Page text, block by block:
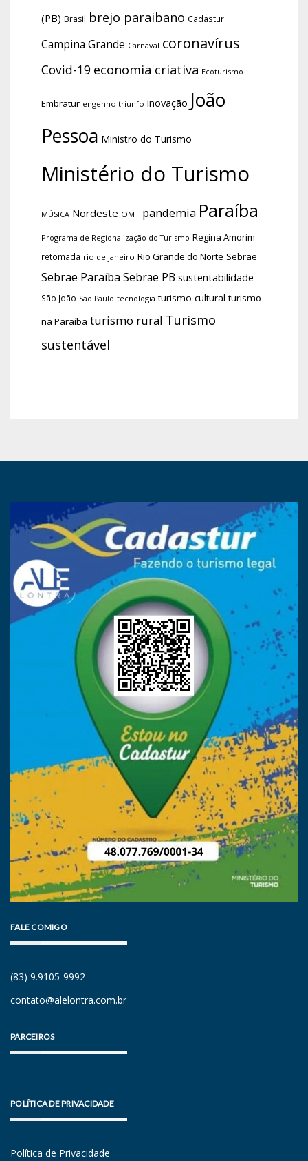
(PB) Brasil brejo paraibano Cadastur
Campina Grande Carnaval coronavírus
Covid-19 economia criativa Ecoturismo
Embratur engenho triunfo inovação João
Pessoa Ministro do Turismo
Ministério do Turismo
MÚSICA Nordeste OMT pandemia Paraíba
Programa de Regionalização do Turismo Regina Amorim
retomada rio de janeiro Rio Grande do Norte Sebrae
Sebrae Paraíba Sebrae PB sustentabilidade
São João São Paulo tecnologia turismo cultural turismo
na Paraíba turismo rural Turismo
sustentável
FALE COMIGO
(83) 9.9105-9992
contato@alelontra.com.br
PARCEIROS
POLÍTICA DE PRIVACIDADE
Política de Privacidade